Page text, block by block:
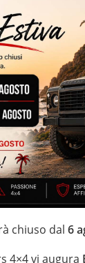
totale -
Android
DI VAPORE,
con i leader
con
chiuso dal6
4×4 vi augura